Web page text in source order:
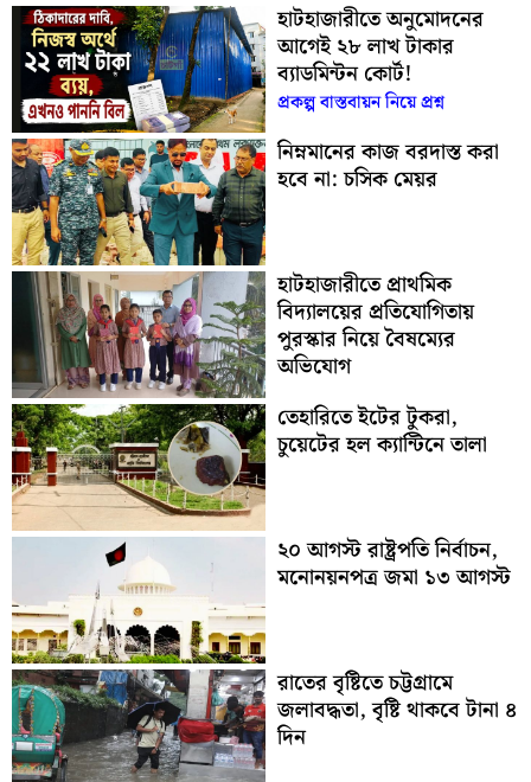
হাটহাজারীতে অনুমোদনের
আগেই ২৮ লাখ টাকার
ব্যাডমিন্টন কোর্ট!
প্রকল্প বাস্তবায়ন নিয়ে প্রশ্ন
নিম্নমানের কাজ বরদাস্ত করা
হবে না: চসিক মেয়র
হাটহাজারীতে প্রাথমিক
বিদ্যালয়ের প্রতিযোগিতায়
পুরস্কার নিয়ে বৈষম্যের
অভিযোগ
তেহারিতে ইটের টুকরা,
চুয়েটের হল ক্যান্টিনে তালা
২০ আগস্ট রাষ্ট্রপতি নির্বাচন,
মনোনয়নপত্র জমা ১৩ আগস্ট
রাতের বৃষ্টিতে চট্টগ্রামে
জলাবদ্ধতা, বৃষ্টি থাকবে টানা ৪
দিন